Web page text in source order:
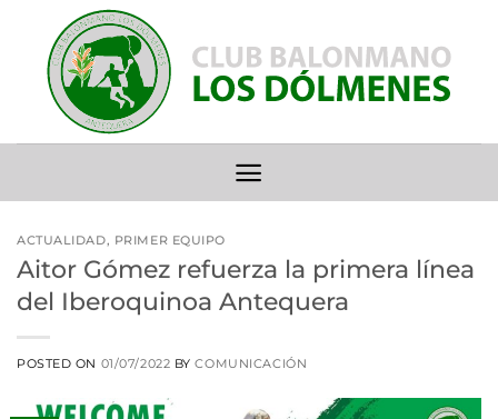
contenido
ACTUALIDAD, PRIMER EQUIPO
Aitor Gómez refuerza la primera línea
del Iberoquinoa Antequera
POSTED ON 01/07/2022 BYCOMUNICACIÓN